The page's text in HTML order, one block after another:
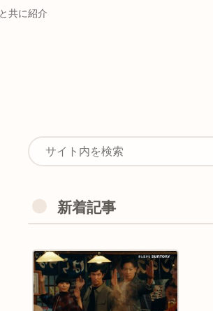
共に紹介
新着記事